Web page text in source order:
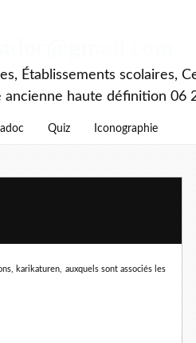
Établissements scolaires,
haute définition 06
Quiz Iconographie
karikaturen, auxquels sont associés les